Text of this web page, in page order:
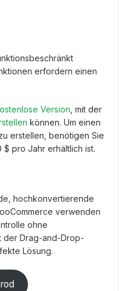
erfordern einen
Version , mit der
können. Um einen
erstellen, benötigen Sie
$ pro Jahr erhältlich ist.
hochkonvertierende
verwenden
ohne
der Drag-and-Drop-
Lösung.